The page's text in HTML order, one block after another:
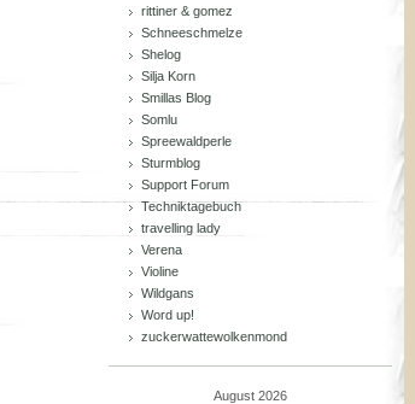
rittiner & gomez
Schneeschmelze
Shelog
Silja Korn
Smillas Blog
Somlu
Spreewaldperle
Sturmblog
Support Forum
Techniktagebuch
travelling lady
Verena
Violine
Wildgans
Word up!
zuckerwattewolkenmond
August 2026